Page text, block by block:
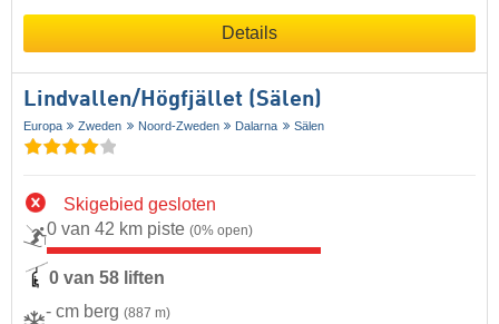
Details
Lindvallen/​Högfjället (Sälen)
Europa Zweden Noord-Zweden Dalarna Sälen
Skigebied gesloten
0 van 42 km piste (0% open)
0 van 58 liften
- cm berg (887 m)